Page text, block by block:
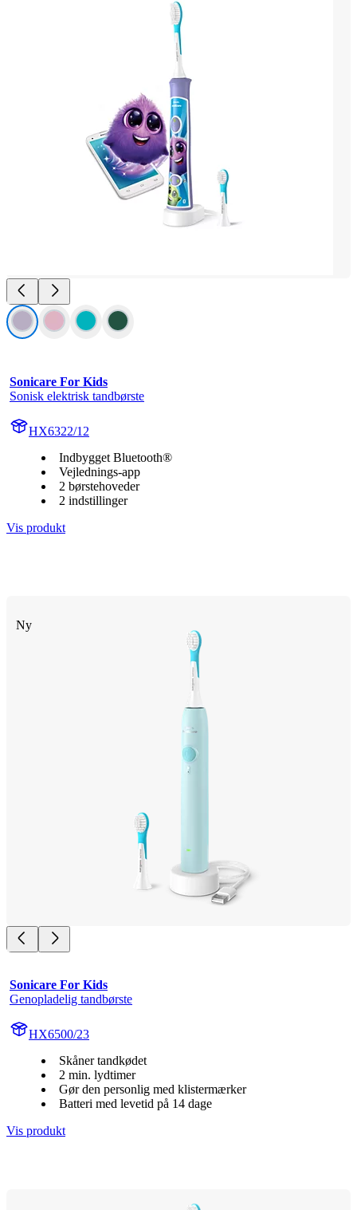
Sonicare For Kids
Sonisk elektrisk tandbørste
HX6322/12
Indbygget Bluetooth®
Vejlednings-app
2 børstehoveder
2 indstillinger
Vis produkt
Ny
Sonicare For Kids
Genopladelig tandbørste
HX6500/23
Skåner tandkødet
2 min. lydtimer
Gør den personlig med klistermærker
Batteri med levetid på 14 dage
Vis produkt